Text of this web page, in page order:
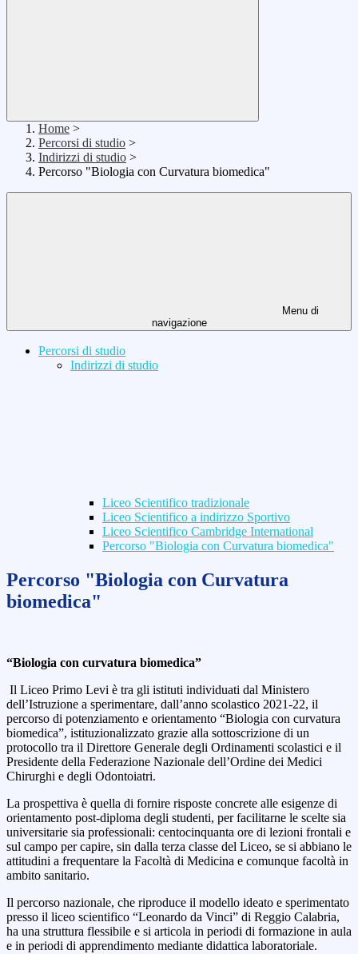
Home >
Percorsi di studio >
Indirizzi di studio >
Percorso "Biologia con Curvatura biomedica"
Menu di
navigazione
Percorsi di studio
Indirizzi di studio
Liceo Scientifico tradizionale
Liceo Scientifico a indirizzo Sportivo
Liceo Scientifico Cambridge International
Percorso "Biologia con Curvatura biomedica"
Percorso "Biologia con Curvatura
biomedica"
“Biologia con curvatura biomedica”
Il Liceo Primo Levi è tra gli istituti individuati dal Ministero
dell’Istruzione a sperimentare, dall’anno scolastico 2021-22, il
percorso di potenziamento e orientamento “Biologia con curvatura
biomedica”, istituzionalizzato grazie alla sottoscrizione di un
protocollo tra il Direttore Generale degli Ordinamenti scolastici e il
Presidente della Federazione Nazionale dell’Ordine dei Medici
Chirurghi e degli Odontoiatri.
La prospettiva è quella di fornire risposte concrete alle esigenze di
orientamento post-diploma degli studenti, per facilitarne le scelte sia
universitarie sia professionali: centocinquanta ore di lezioni frontali e
sul campo per capire, sin dalla terza classe del Liceo, se si abbiano le
attitudini a frequentare la Facoltà di Medicina e comunque facoltà in
ambito sanitario.
Il percorso nazionale, che riproduce il modello ideato e sperimentato
presso il liceo scientifico “Leonardo da Vinci” di Reggio Calabria,
ha una struttura flessibile e si articola in periodi di formazione in aula
e in periodi di apprendimento mediante didattica laboratoriale.